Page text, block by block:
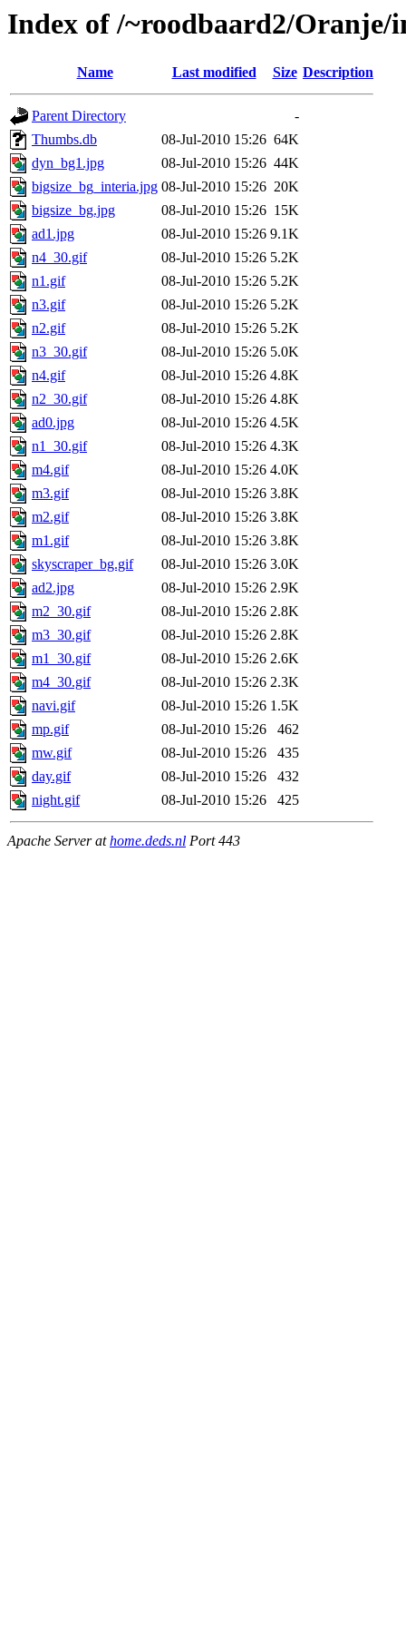
Index of /~roodbaard2/Oranje/
Name Last modified Size Description
Parent Directory
-
Thumbs.db
08-Jul-2010 15:26 64K
dyn_bg1.jpg
08-Jul-2010 15:26 44K
bigsize_bg_interia.jpg 08-Jul-2010 15:26 20K
bigsize_bg.jpg
08-Jul-2010 15:26 15K
ad1.jpg
08-Jul-2010 15:26 9.1K
n4_30.gif
08-Jul-2010 15:26 5.2K
n1.gif
08-Jul-2010 15:26 5.2K
n3.gif
08-Jul-2010 15:26 5.2K
n2.gif
08-Jul-2010 15:26 5.2K
n3_30.gif
08-Jul-2010 15:26 5.0K
n4.gif
08-Jul-2010 15:26 4.8K
n2_30.gif
08-Jul-2010 15:26 4.8K
ad0.jpg
08-Jul-2010 15:26 4.5K
n1_30.gif
08-Jul-2010 15:26 4.3K
m4.gif
08-Jul-2010 15:26 4.0K
m3.gif
08-Jul-2010 15:26 3.8K
m2.gif
08-Jul-2010 15:26 3.8K
m1.gif
08-Jul-2010 15:26 3.8K
skyscraper_bg.gif
08-Jul-2010 15:26 3.0K
ad2.jpg
08-Jul-2010 15:26 2.9K
m2_30.gif
08-Jul-2010 15:26 2.8K
m3_30.gif
08-Jul-2010 15:26 2.8K
m1_30.gif
08-Jul-2010 15:26 2.6K
m4_30.gif
08-Jul-2010 15:26 2.3K
navi.gif
08-Jul-2010 15:26 1.5K
mp.gif
08-Jul-2010 15:26
462
mw.gif
08-Jul-2010 15:26
435
day.gif
08-Jul-2010 15:26
432
night.gif
08-Jul-2010 15:26 425
Apache Server athome.deds.nl Port 443